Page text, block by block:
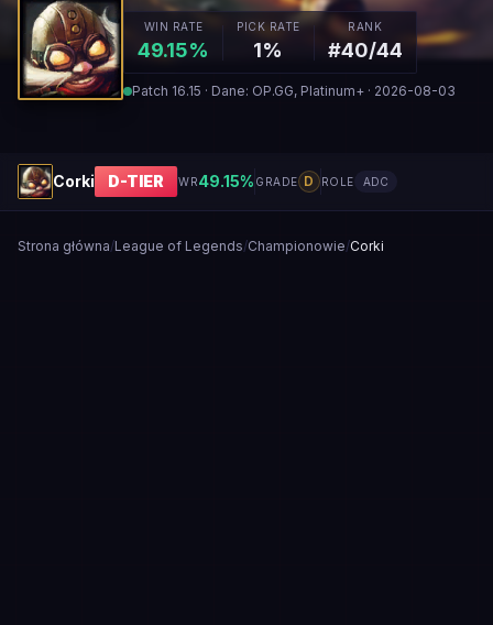
WIN RATE
49.15%
PICK RATE
1%
RANK
#40/44
Patch 16.15 · Dane: OP.GG, Platinum+ · 2026-08-03
Corki D-TIER WR49.15% GRADE D ROLE ADC
Strona główna/League of Legends/Championowie/Corki